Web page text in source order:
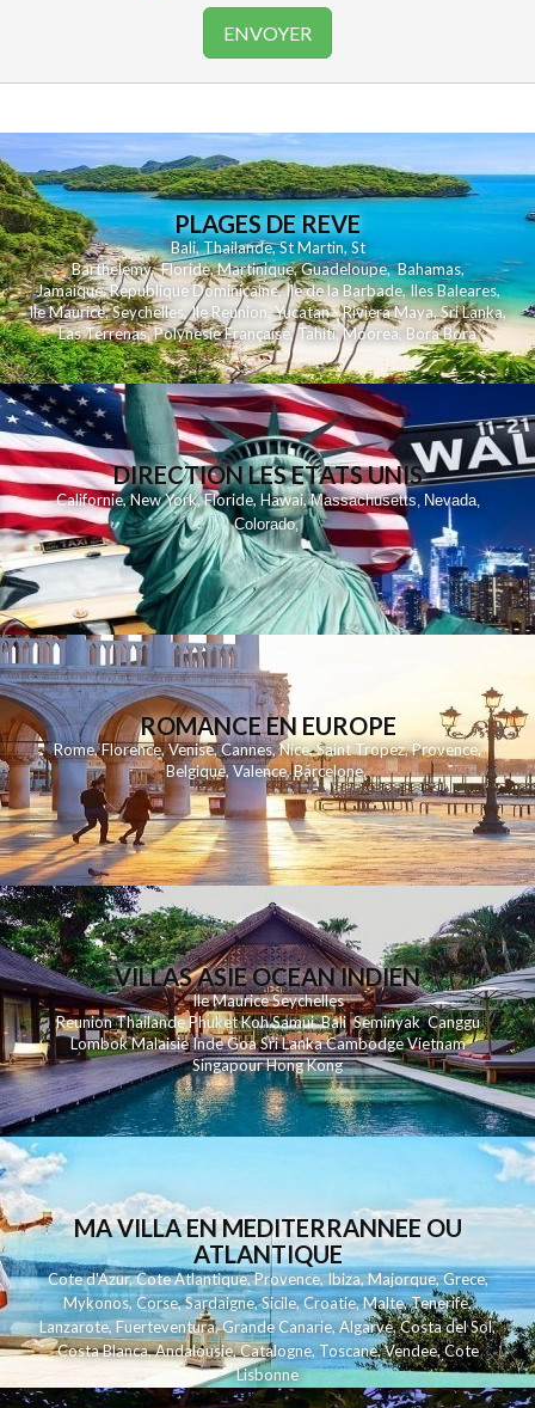
PLAGES DE REVE
Bali,Thailande,St Martin,St
Barthelemy,Floride,Martinique,Guadeloupe,Bahamas,
Jamaique,Republique Dominicaine,Ile de la Barbade,Iles Baleares,
Ile Maurice,Seychelles,Ile Reunion,Yucatan - Riviera Maya,Sri Lanka,
Las Terrenas,Polynesie Française,Tahiti,Moorea, Bora Bora
DIRECTION LES ETATS UNIS
Californie,New York,Floride,Hawai,Massachusetts, Nevada,
Colorado,
ROMANCE EN EUROPE
Rome,Florence,Venise,Cannes,Nice,Saint Tropez,Provence,
Belgique,Valence,Barcelone,
VILLAS ASIE OCEAN INDIEN
Ile MauriceSeychelles
ReunionThailandePhuketKohSamui Bali SeminyakCanggu
LombokMalaisieIndeGoaSri LankaCambodgeVietnam
SingapourHong Kong
MA VILLA EN MEDITERRANNEE OU
ATLANTIQUE
Cote d'Azur,Cote Atlantique,Provence,Ibiza,Majorque,Grece,
Mykonos,Corse,Sardaigne,Sicile,Croatie,Malte,Tenerife,
Lanzarote,Fuerteventura,Grande Canarie,Algarve,Costa del Sol,
Costa Blanca,Andalousie,Catalogne,Toscane,Vendee,Cote
Lisbonne